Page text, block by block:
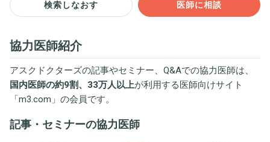
検索しなおす 医師に相談
協力医師紹介
アスクドクターズの記事やセミナー、Q&Aでの協力医師は、
国内医師の約9割、33万人以上が利用する医師向けサイト
「m3.com 」の会員です。
記事・セミナーの協力医師